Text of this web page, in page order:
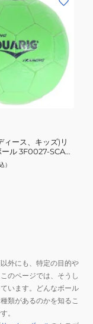
ィース、キッズ)リ
ル 3F0027-SCAC-
）
外にも、特定の目的や
のページでは、そうし
います。どんなボール
類があるのかを知るこ
。